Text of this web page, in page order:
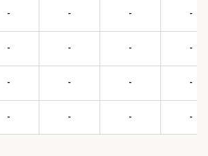
-
-
-
-
-
-
-
-
-
-
-
-
-
-
-
-